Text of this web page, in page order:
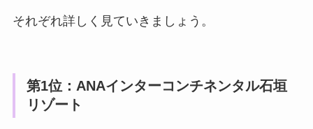
それぞれ詳しく見ていきましょう。
第1位：ANAインターコンチネンタル石垣
リゾート